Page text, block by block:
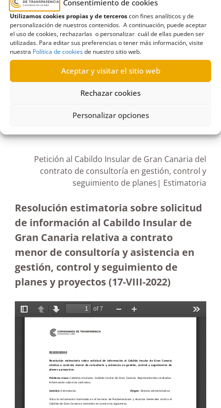
Consentimiento de cookies
Utilizamos cookies propias y de terceroscon fines analíticos y de
personalización de nuestros contenidos. A continuación, puede aceptar
el uso de cookies, rechazarlas o personalizar cuál de ellas pueden ser
utilizadas. Para editar sus preferencias o tener más información, visite
nuestra Política de cookiesde nuestro sitio web.
Aceptar y visitar el sitio web
Rechazar cookies
Personalizar opciones
Sanidad,Derecho de acceso,Dirección General de
Programas Asistenciales,Gobierno de Canarias,
Plan Sumamos Salud + Economía,planes,Servicio
Canario de la Salud
Petición al Cabildo Insular de Gran Canaria del
contrato de consultoría en gestión, control y
seguimiento de planes| Estimatoria
Resolución estimatoria sobre solicitud
de información al Cabildo Insular de
Gran Canaria relativa a contrato
menor de consultoría y asistencia en
gestión, control y seguimiento de
planes y proyectos (17-VIII-2022)